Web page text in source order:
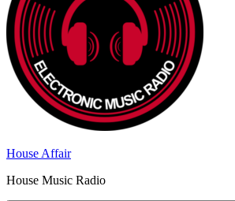
House Affair
House Music Radio